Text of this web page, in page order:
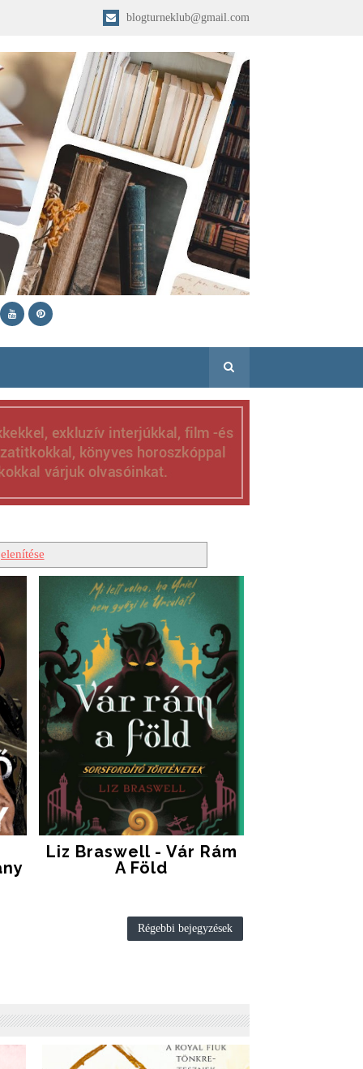
blogturneklub@gmail.com
Liz Braswell - Vár Rám
A Föld
Régebbi bejegyzések